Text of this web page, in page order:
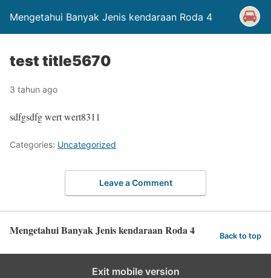
Mengetahui Banyak Jenis kendaraan Roda 4
test title5670
3 tahun ago
sdfgsdfg wert wert8311
Categories: Uncategorized
Leave a Comment
Mengetahui Banyak Jenis kendaraan Roda 4 Back to top
Exit mobile version